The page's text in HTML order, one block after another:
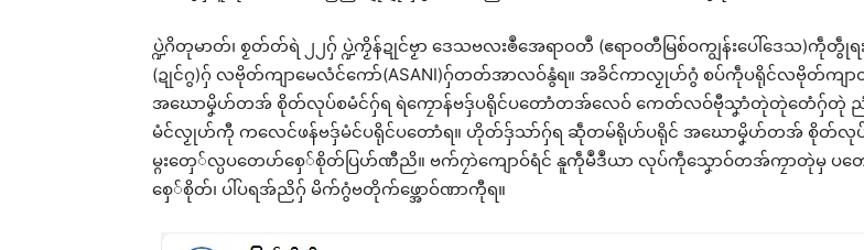
© ဌာန်ပရိုၚ်ဗၠးၜးမန်
ဇၟာပ်ညးချူပတိုန်ထ္ၜးပရိုင်
ဂှ် ဒှ်သၟာပရိုင်ဟာ?
August 3, 2026
အစဳဇန် ထိင်ဒဝ်သုင်စောဲ
ကၠေင်စက်ဂှ် လလအ်ဒဵုအ
ပ္ဍဲဂိတုမာတ်၊ စၟတ်တ်ရဲ ၂၂ဂှ် ပ္ဍဲကၟိန်ဍုင်ဗၟာ ဒေသဗလးၜဳအေရာဝတဳ (ဧရာဝတီမြစ်ဝကျွန်းပေါ်ဒေသ)ကဵုတွဵုရး
(ဍုင်ဂွ)ဂှ် လဗိုတ်ကျာမေလံင်ကော်(ASANI)ဂှ်တတ်အာလဝ်နွံရ။ အခိင်ကာလၟုဟ်ဂွံ စပ်ကဵုပရိုင်လဗိုတ်ကျ
အဃောမၞိဟ်တအ် စိုတ်လုပ်စမံင်ဂှ်ရ ရဲကၠောန်ဗဒှ်ပရိုင်ပတောံတအ်လေဝ် ကေတ်လဝ်ဗီုသၞာံတုဲတုဲတေံဂှ်တုဲ
မံင်လၟုဟ်ကီု ကလေင်ဖန်ဗဒှ်မံင်ပရိုင်ပတောံရ။ ဟိုတ်ဒှ်သာ်ဂှ်ရ ဆဵုတမ်ရိုဟ်ပရိုင် အဃောမၞိဟ်တအ် စိုတ်လုပ်
မ္ဂးတှေ်လ္ပပတေဟ်စှေ်စိုတ်ပြဟ်ဏီညိ။ ဗက်ဂၠာဲကျောဝ်ရံင် နူကဵုမဳဒဳယာ လုပ်ကဵုသၞောဝ်တအ်ကၠာတုဲမှ ပ
စှေ်စိုတ်၊ ပါ်ပရအ်ညိဂှ် မိက်ဂွံဗတိုက်ဖ္အောဝ်ဏာကီုရ။